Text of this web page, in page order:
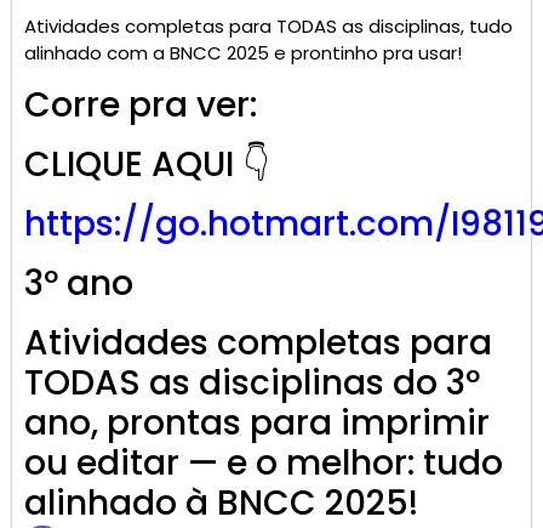
Atividades completas para TODAS as disciplinas, tudo
alinhado com a BNCC 2025 e prontinho pra usar!
Corre pra ver:
CLIQUE AQUI 👇
https://go.hotmart.com/
3º ano
Atividades completas para
TODAS as disciplinas do 3º
ano, prontas para imprimir
ou editar — e o melhor: tudo
alinhado à BNCC 2025!